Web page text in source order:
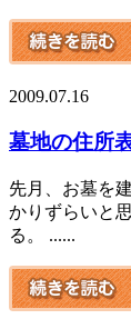
2009.07.16
墓地の住所
先月、お墓を
かりずらいと
る。 ......